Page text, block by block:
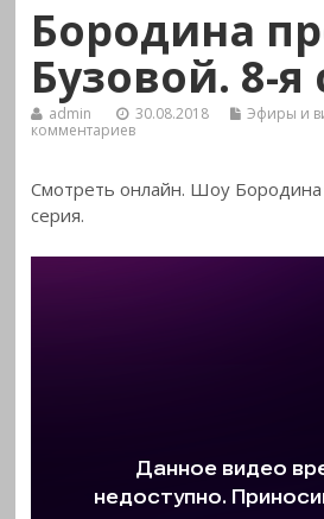
Бородина
Бузовой. 8-я
admin 30.08.2018 Эфиры и
комментариев
Смотреть онлайн. Шоу Бородина
серия.